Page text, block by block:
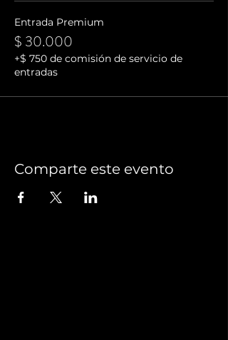
Entrada Premium
$ 30.000
+$ 750 de comisión de servicio de
entradas
Comparte este evento